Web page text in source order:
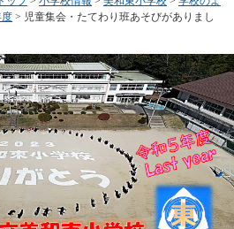
> 児童集会・たてわり班あそびがありまし